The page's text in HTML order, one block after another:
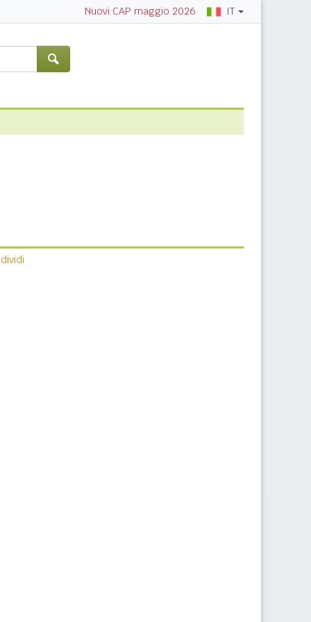
Nuovi CAP maggio 2026 IT